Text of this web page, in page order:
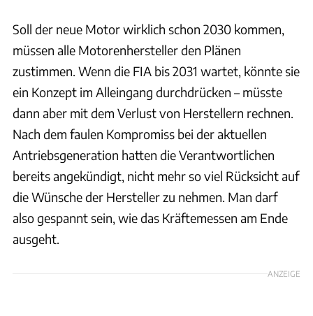
Soll der neue Motor wirklich schon 2030 kommen,
müssen alle Motorenhersteller den Plänen
zustimmen. Wenn die FIA bis 2031 wartet, könnte sie
ein Konzept im Alleingang durchdrücken – müsste
dann aber mit dem Verlust von Herstellern rechnen.
Nach dem faulen Kompromiss bei der aktuellen
Antriebsgeneration hatten die Verantwortlichen
bereits angekündigt, nicht mehr so viel Rücksicht auf
die Wünsche der Hersteller zu nehmen. Man darf
also gespannt sein, wie das Kräftemessen am Ende
ausgeht.
ANZEIGE